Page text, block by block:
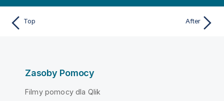
Top After
Zasoby Pomocy
Filmy pomocy dla Qlik